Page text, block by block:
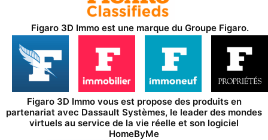
Figaro 3D Immo est une marque du Groupe Figaro.
Figaro 3D Immo vous est propose des produits en
partenariat avec Dassault Systèmes, le leader des mondes
virtuels au service de la vie réelle et son logiciel
HomeByMe